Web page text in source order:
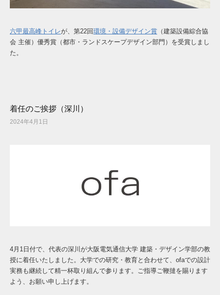
六甲最高峰トイレが、第22回環境・設備デザイン賞 （建築設備綜合協
会 主催）優秀賞（都市・ランドスケープデザイン部門）を受賞しまし
た。
着任のご挨拶（深川）
2024年4月1日
4月1日付で、代表の深川が大阪電気通信大学 建築・デザイン学部の教
授に着任いたしました。大学での研究・教育と合わせて、ofaでの設計
実務も継続して精一杯取り組んで参ります。ご指導ご鞭撻を賜ります
よう、お願い申し上げます。